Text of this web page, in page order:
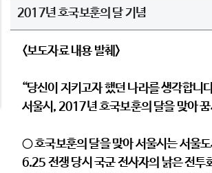
2017년 호국보훈의 달 기념
<보도자료 내용 발췌>
“당신이 지키고자 했던 나라를 생각합니
서울시, 2017년 호국보훈의 달을 맞아
○ 호국보훈의 달을 맞아 서울시는 서울도
6.25 전쟁 당시 국군 전사자의 낡은 전투